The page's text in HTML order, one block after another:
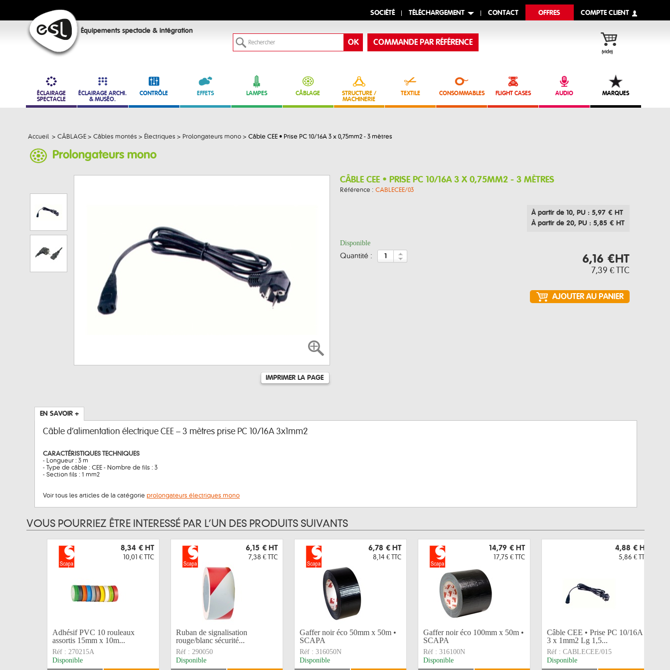
SOCIÉTÉ TÉLÉCHARGEMENT CONTACT OFFRES COMPTE CLIENT
Équipements spectacle & intégration
(vide)
COMMANDE PAR RÉFÉRENCE
ÉCLAIRAGE
SPECTACLE
ÉCLAIRAGE ARCHI.
& MUSÉO.
CONTRÔLE EFFETS LAMPES CÂBLAGE
STRUCTURE /
MACHINERIE
TEXTILE CONSOMMABLES FLIGHT CASES AUDIO MARQUES
Accueil > CÂBLAGE > Câbles montés > Électriques > Prolongateurs mono > Câble CEE • Prise PC 10/16A 3 x 0,75mm2 - 3 mètres
Prolongateurs mono
IMPRIMER LA PAGE
CÂBLE CEE • PRISE PC 10/16A 3 X 0,75MM2 - 3 MÈTRES
Référence : CABLECEE/03
À partir de 10, PU : 5,97 € HT
À partir de 20, PU : 5,85 € HT
Disponible
quantité : 6,16 €HT
7,39 € TTC
EN SAVOIR +
Câble d’alimentation électrique CEE – 3 mètres prise PC 10/16A 3x1mm2
CARACTÉRISTIQUES TECHNIQUES
- Longueur : 3 m
- Type de câble : CEE - Nombre de fils : 3
- Section fils : 1 mm2
Voir tous les articles de la catégorie prolongateurs électriques mono
VOUS POURRIEZ ÊTRE INTERESSÉ PAR L’UN DES PRODUITS SUIVANTS
8,34 € HT
10,01 € TTC
Adhésif PVC 10 rouleaux
assortis 15mm x 10m...
Réf : 270215A
Disponible
6,15 € HT
7,38 € TTC
Ruban de signalisation
rouge/blanc sécurité...
Réf : 290050
Disponible
6,78 € HT
8,14 € TTC
Gaffer noir éco 50mm x 50m •
SCAPA
Réf : 316050N
Disponible
14,79 € HT
17,75 € TTC
Gaffer noir éco 100mm x 50m •
SCAPA
Réf : 316100N
Disponible
4,88 € HT
5,86 € TTC
Câble CEE • Prise PC 10/16A
3 x 1mm2 Lg 1,5...
Réf : CABLECEE/015
Disponible